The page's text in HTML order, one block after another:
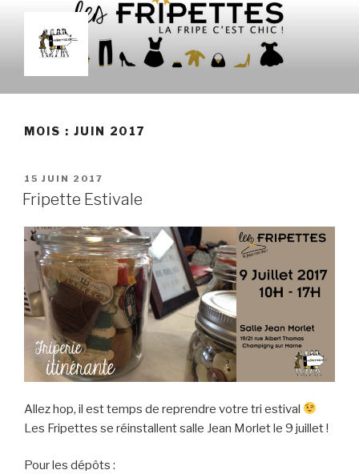
contenu
LES FRIPETTES
MOIS : JUIN 2017
PUBLIÉ
LE
15 JUIN 2017
Fripette Estivale
Allez hop, il est temps de reprendre votre tri estival
Les Fripettes se réinstallent salle Jean Morlet le 9 juillet !
Pour les dépôts :